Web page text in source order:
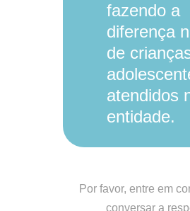
fazendo a
diferença
de
atendidos
entidade.
Por favor, entre em
conversar a